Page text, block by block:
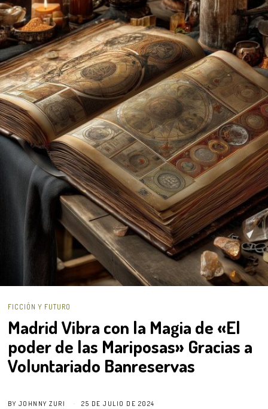
FICCIÓN Y FUTURO
Madrid Vibra con la Magia de «El
poder de las Mariposas» Gracias a
Voluntariado Banreservas
BY JOHNNY ZURI 25 DE JULIO DE 2024